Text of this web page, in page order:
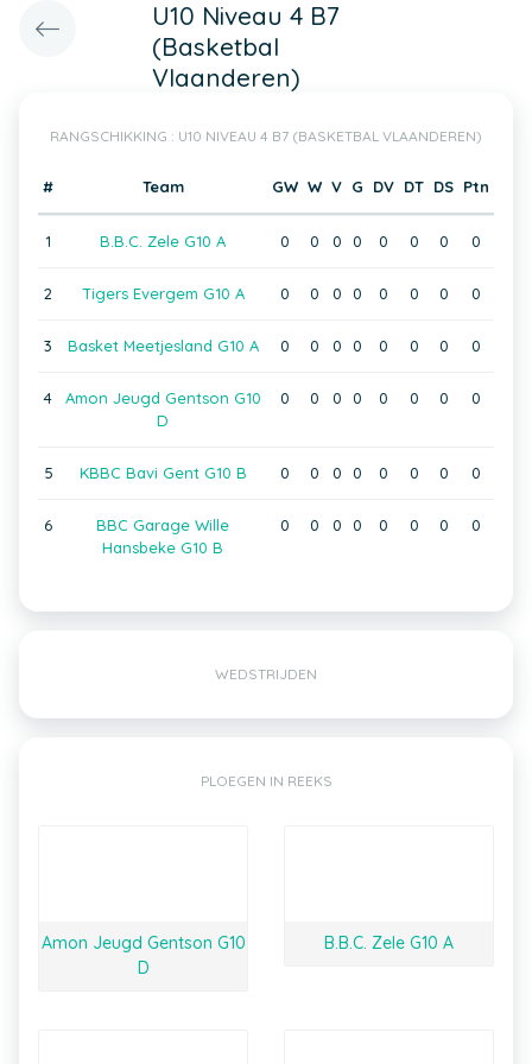
U10 Niveau 4 B7
(Basketbal
Vlaanderen)
RANGSCHIKKING : U10 NIVEAU 4 B7 (BASKETBAL VLAANDEREN)
# Team GW W V G DV DT DS Ptn
1 B.B.C. Zele G10 A 0 0 0 0 0 0 0 0
2 Tigers Evergem G10 A 0 0 0 0 0 0 0 0
3 Basket Meetjesland G10 A 0 0 0 0 0 0 0 0
4
Amon Jeugd Gentson G10
D
0 0 0 0 0 0 0 0
5 KBBC Bavi Gent G10 B 0 0 0 0 0 0 0 0
6
BBC Garage Wille
Hansbeke G10 B
0 0 0 0 0 0 0 0
WEDSTRIJDEN
PLOEGEN IN REEKS
Amon Jeugd Gentson G10
D
B.B.C. Zele G10 A